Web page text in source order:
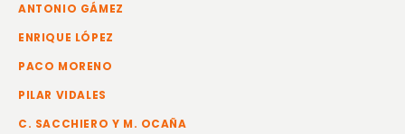
ANTONIO GÁMEZ
ENRIQUE LÓPEZ
PACO MORENO
PILAR VIDALES
C. SACCHIERO Y M. OCAÑA